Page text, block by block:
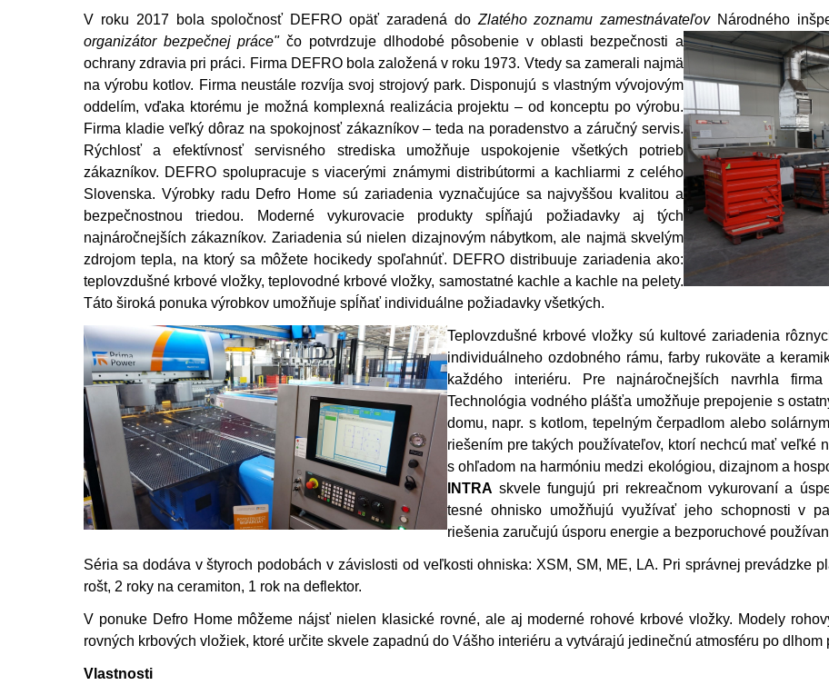
V roku 2017 bola spoločnosť DEFRO opäť zaradená do Zlatého zoznamu zamestnávateľovNárodného
organizátor bezpečnej práce"čo potvrdzuje dlhodobé pôsobenie v oblasti bezpečnosti a
ochrany zdravia pri práci. Firma DEFRO bola založená v roku 1973. Vtedy sa zamerali najmä
na výrobu kotlov. Firma neustále rozvíja svoj strojový park. Disponujú s vlastným vývojovým
oddelím, vďaka ktorému je možná komplexná realizácia projektu – od konceptu po výrobu.
Firma kladie veľký dôraz na spokojnosť zákazníkov – teda na poradenstvo a záručný servis.
Rýchlosť a efektívnosť servisného strediska umožňuje uspokojenie všetkých potrieb
zákazníkov. DEFRO spolupracuje s viacerými známymi distribútormi a kachliarmi z celého
Slovenska. Výrobky radu Defro Home sú zariadenia vyznačujúce sa najvyššou kvalitou a
bezpečnostnou triedou. Moderné vykurovacie produkty spĺňajú požiadavky aj tých
najnáročnejších zákazníkov. Zariadenia sú nielen dizajnovým nábytkom, ale najmä skvelým
zdrojom tepla, na ktorý sa môžete hocikedy spoľahnúť. DEFRO distribuuje zariadenia ako:
teplovzdušné krbové vložky, teplovodné krbové vložky, samostatné kachle a kachle na pelety.
Táto široká ponuka výrobkov umožňuje spĺňať individuálne požiadavky všetkých.
Teplovzdušné krbové vložky sú kultové zariadenia
individuálneho ozdobného rámu, farby rukoväte a
každého interiéru. Pre najnáročnejších navrhla
Technológia vodného plášťa umožňuje prepojenie s
domu, napr. s kotlom, tepelným čerpadlom alebo
riešením pre takých používateľov, ktorí nechcú mať veľké
s ohľadom na harmóniu medzi ekológiou, dizajnom a
INTRA skvele fungujú pri rekreačnom vykurovaní a
tesné ohnisko umožňujú využívať jeho schopnosti v
riešenia zaručujú úsporu energie a bezporuchové
Séria sa dodáva v štyroch podobách v závislosti od veľkosti ohniska: XSM, SM, ME, LA. Pri správnej prevádzke
rošt, 2 roky na ceramiton, 1 rok na deflektor.
V ponuke Defro Home môžeme nájsť nielen klasické rovné, ale aj moderné rohové krbové vložky. Modely
rovných krbových vložiek, ktoré určite skvele zapadnú do Vášho interiéru a vytvárajú jedinečnú atmosféru po dlhom
Vlastnosti